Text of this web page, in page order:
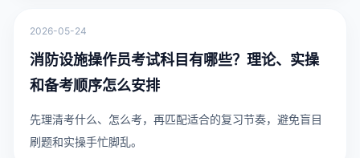
2026-05-24
消防设施操作员考试科目有哪些？理论、实操
和备考顺序怎么安排
先理清考什么、怎么考，再匹配适合的复习节奏，避免盲目
刷题和实操手忙脚乱。